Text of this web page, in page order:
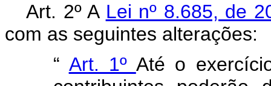
Art. 2º A Lei nº 8.685, de
com as seguintes alterações:
“ Art. 1º Até o